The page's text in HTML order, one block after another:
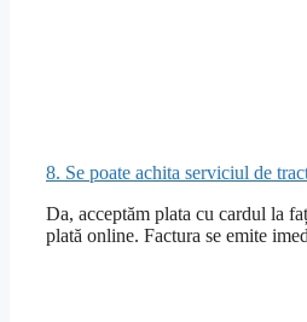
8. Se poate achita serviciul de
Da, acceptăm plata cu cardul la
plată online. Factura se emite